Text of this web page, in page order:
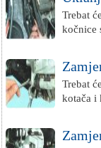
Trebat
kočnice
Trebat
kotača i